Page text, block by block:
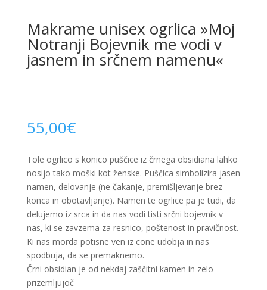
Makrame unisex ogrlica »Moj
Notranji Bojevnik me vodi v
jasnem in srčnem namenu«
55,00€
Tole ogrlico s konico puščice iz črnega obsidiana lahko
nosijo tako moški kot ženske. Puščica simbolizira jasen
namen, delovanje (ne čakanje, premišljevanje brez
konca in obotavljanje). Namen te ogrlice pa je tudi, da
delujemo iz srca in da nas vodi tisti srčni bojevnik v
nas, ki se zavzema za resnico, poštenost in pravičnost.
Ki nas morda potisne ven iz cone udobja in nas
spodbuja, da se premaknemo.
Črni obsidian je od nekdaj zaščitni kamen in zelo
prizemljujoč